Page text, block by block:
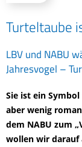
Turteltaube
LBV und NABU
Jahresvogel –
Sie ist ein
aber wenig
dem NABU zum
wollen wir darauf